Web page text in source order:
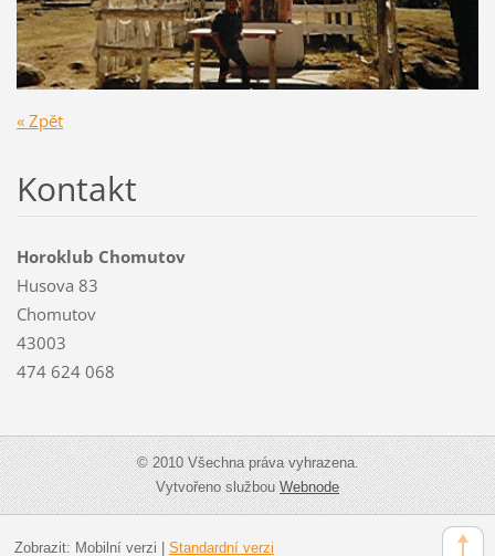
« Zpět
Kontakt
Horoklub Chomutov
Husova 83
Chomutov
43003
474 624 068
© 2010 Všechna práva vyhrazena.
Vytvořeno službouWebnode
Zobrazit: Mobilní verzi Standardní verzi